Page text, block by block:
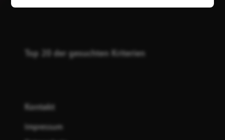
Top 20 der gesuchten Kriterien
Kontakt
Impressum